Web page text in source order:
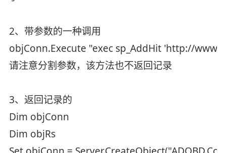
2、带参数的一种调用
objConn.Execute "exec sp_AddHit 'http://
请注意分割参数，该方法也不返回记录
3、返回记录的
Dim objConn
Dim objRs